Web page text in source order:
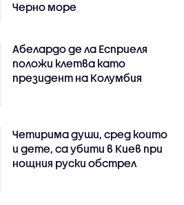
Черно море
Абелардо де ла Есприеля
положи клетва като
президент на Колумбия
Четирима души, сред които
и дете, са убити в Киев при
нощния руски обстрел